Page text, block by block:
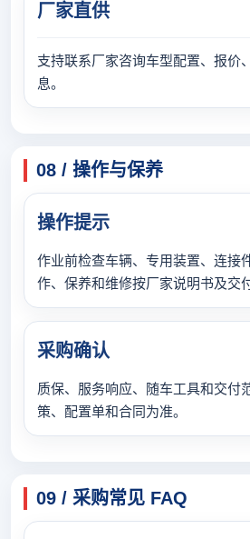
厂家直供
支持联系厂家咨询车型配置、报价
息。
08 / 操作与保养
操作提示
作业前检查车辆、专用装置、连接
作、保养和维修按厂家说明书及交
采购确认
质保、服务响应、随车工具和交付
策、配置单和合同为准。
09 / 采购常见 FAQ